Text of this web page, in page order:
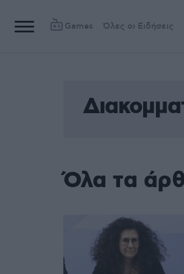
Games Όλες οι Ειδήσεις
Όλα τα